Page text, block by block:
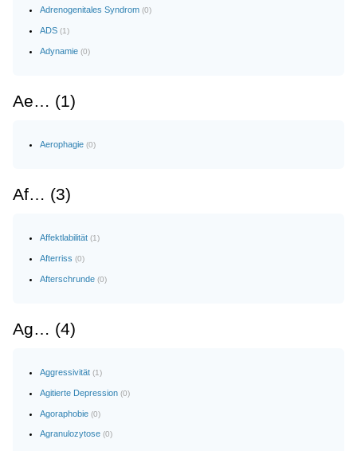
Adrenogenitales Syndrom (0)
ADS (1)
Adynamie (0)
Ae… (1)
Aerophagie (0)
Af… (3)
Affektlabilität (1)
Afterriss (0)
Afterschrunde (0)
Ag… (4)
Aggressivität (1)
Agitierte Depression (0)
Agoraphobie (0)
Agranulozytose (0)